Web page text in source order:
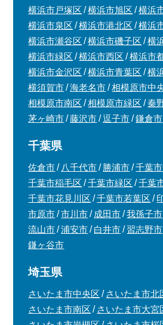
横浜市戸塚区
横浜市旭区
横浜
横浜市泉区
横浜市港北区
横浜
横浜市瀬谷区
横浜市磯子区
横
横浜市緑区
横浜市西区
横浜市
横浜市金沢区
横浜市青葉区
横
横須賀市
海老名市
相模原市中
相模原市南区
相模原市緑区 秦
茅ヶ崎市
藤沢市 逗子市 鎌倉市
千葉県
佐倉市 八千代市 勝浦市
千葉
千葉市稲毛区
千葉市緑区
千葉
千葉市花見川区
千葉市若葉区
市原市
市川市 成田市 我孫子市
流山市
浦安市 白井市 習志野市
鎌ヶ谷市
埼玉県
さいたま市中央区
さいたま市北
さいたま市南区
さいたま市大宮